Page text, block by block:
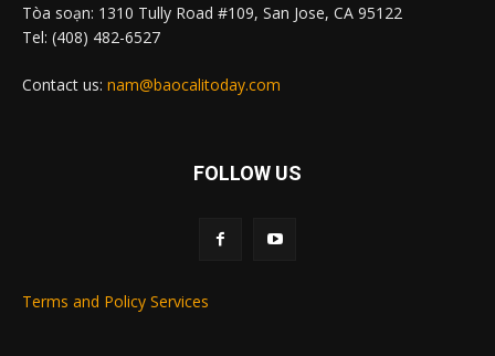
Tòa soạn: 1310 Tully Road #109, San Jose, CA 95122
Tel: (408) 482-6527
Contact us: nam@baocalitoday.com
FOLLOW US
Terms and Policy Services